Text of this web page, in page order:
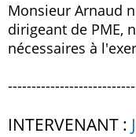
Monsieur Arnaud
dirigeant de PME,
nécessaires à
INTERVENANT :